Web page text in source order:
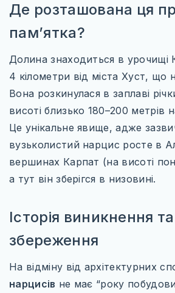
ТУРЕЧЧИНА
САУДІВСЬКА АРАВІЯ
ПІВНІЧНА АМЕРИКА
МЕКСИКА
США
ПІВДЕННА АМЕРИКА
Де розташована ця
пам’ятка?
Долина знаходиться в урочищі
4 кілометри від міста Хуст, що
Вона розкинулася в заплаві
висоті близько 180–200 метрів
Це унікальне явище, адже
вузьколистий нарцис росте в
вершинах Карпат (на висоті
а тут він зберігся в низовині.
Історія виникнення та
збереження
На відміну від архітектурних
нарцисів не має “року